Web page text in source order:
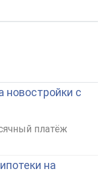
новостройки с
платёж
на